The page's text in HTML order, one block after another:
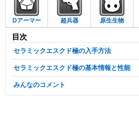
Dアーマー 超兵器 原生生物
目次
セラミックエスクド極の入手方法
セラミックエスクド極の基本情報と性能
みんなのコメント